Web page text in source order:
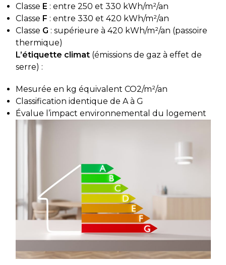
Classe E : entre 250 et 330 kWh/m²/an
Classe F : entre 330 et 420 kWh/m²/an
Classe G : supérieure à 420 kWh/m²/an (passoire
thermique)
L’étiquette climat(émissions de gaz à effet de
serre) :
Mesurée en kg équivalent CO2/m²/an
Classification identique de A à G
Évalue l’impact environnemental du logement